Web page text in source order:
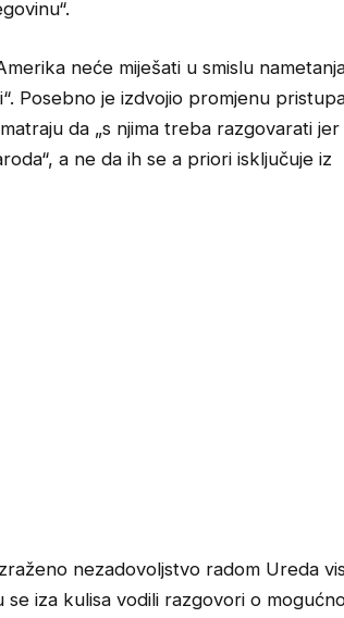
neće miješati u smislu
Posebno je izdvojio promjenu
da „s njima treba razgovarati jer
a ne da ih se a priori isključuje iz
nezadovoljstvo radom Ureda
iza kulisa vodili razgovori o